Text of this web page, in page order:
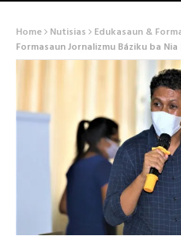
Home Nutisias Edukasaun &
Formasaun Jornalizmu Báziku ba